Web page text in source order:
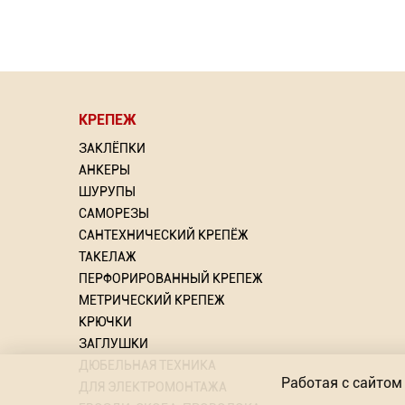
Дюбель для трубной клипсы
1.86
В КОРЗИНУ
Насадка для МФИ ЗУБР
DIAMOND керамика, мрамор,
стекло
Торговых предложений: 2
от 603.57
КРЕПЕЖ
ЗАКЛЁПКИ
АНКЕРЫ
ШУРУПЫ
САМОРЕЗЫ
САНТЕХНИЧЕСКИЙ КРЕПЁЖ
ТАКЕЛАЖ
ПЕРФОРИРОВАННЫЙ КРЕПЕЖ
МЕТРИЧЕСКИЙ КРЕПЕЖ
КРЮЧКИ
ЗАГЛУШКИ
ДЮБЕЛЬНАЯ ТЕХНИКА
ДЛЯ ЭЛЕКТРОМОНТАЖА
Работая с